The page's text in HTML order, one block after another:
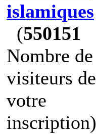
islamiques
(550151
Nombre de
visiteurs de
votre
inscription)